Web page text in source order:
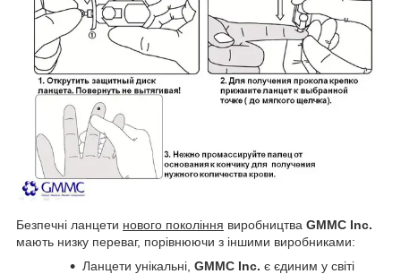
Безпечні ланцети нового покоління виробництва GMMC Inc.
мають низку переваг, порівнюючи з іншими виробниками:
Ланцети унікальні, GMMC Inc. є єдиним у світі